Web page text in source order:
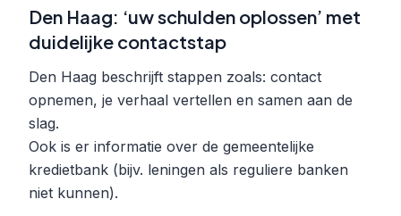
Den Haag: ‘uw schulden oplossen’ met
duidelijke contactstap
Den Haag beschrijft stappen zoals: contact
opnemen, je verhaal vertellen en samen aan de
slag.
Ook is er informatie over de gemeentelijke
kredietbank (bijv. leningen als reguliere banken
niet kunnen).